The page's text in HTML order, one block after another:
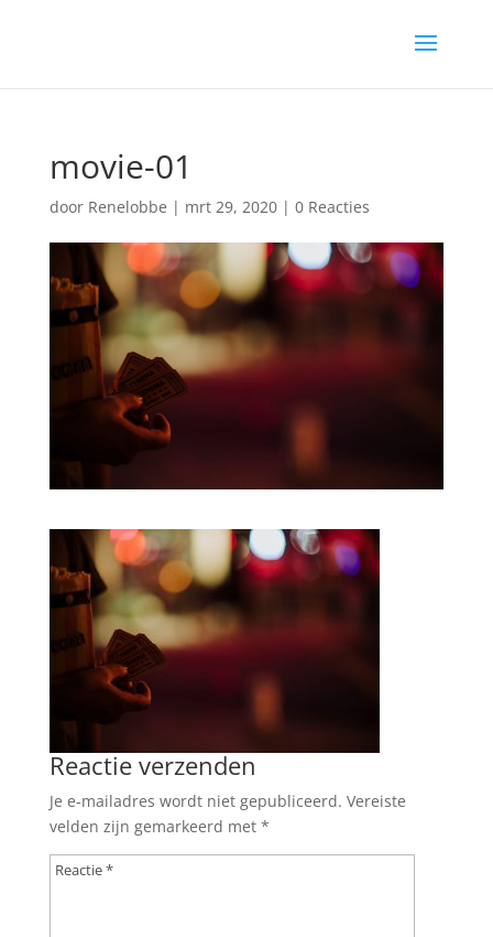
movie-01
door Renelobbe | mrt 29, 2020| 0 Reacties
Reactie verzenden
Je e-mailadres wordt niet gepubliceerd. Vereiste
velden zijn gemarkeerd met *